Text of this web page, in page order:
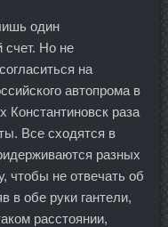
один
счет. Но не
на
автопрома в
Константиновск раза
Все сходятся в
разных
чтобы не отвечать об
в обе руки гантели,
расстоянии,